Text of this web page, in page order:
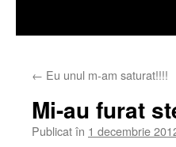
← Eu unul m-am saturat!!!!
Mi-au furat
Publicat în 1 decembrie